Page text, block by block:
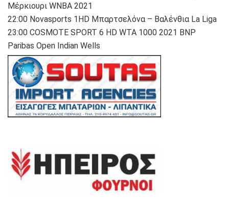
Μέρκιουρι WNBA 2021
22:00 Novasports 1HD Μπαρτσελόνα – Βαλένθια La Liga
23:00 COSMOTE SPORT 6 HD WTA 1000 2021 BNP
Paribas Open Indian Wells